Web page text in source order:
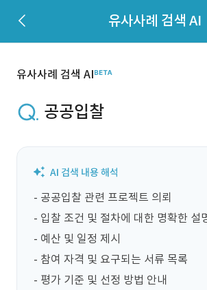
유사사례 검색 AI
유사사례 검색 AI
공공입찰
- 공공입찰 관련 프로젝트 의뢰
- 입찰 조건 및 절차에 대한 명확한 설
- 예산 및 일정 제시
- 참여 자격 및 요구되는 서류 목록
- 평가 기준 및 선정 방법 안내